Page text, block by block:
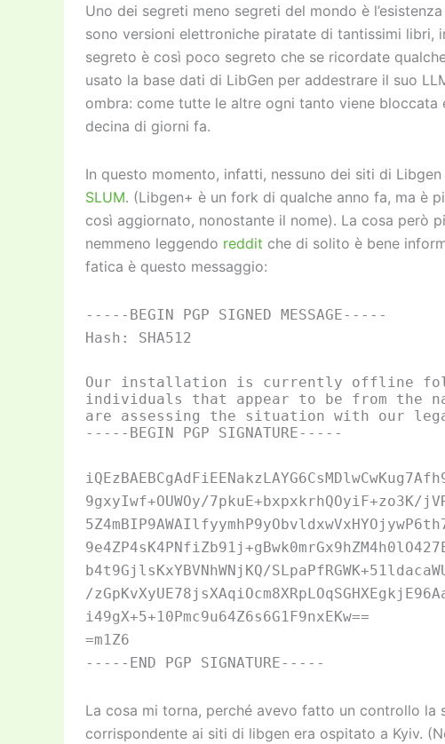
Uno dei segreti meno segreti del mondo è
sono versioni elettroniche piratate di tantissimi
segreto è così poco segreto che se ricordate
usato la base dati di LibGen per addestrare il suo
ombra: come tutte le altre ogni tanto viene bloccata
decina di giorni fa.
In questo momento, infatti, nessuno dei siti di
SLUM. (Libgen+ è un fork di qualche anno fa, ma è
così aggiornato, nonostante il nome). La cosa però
nemmeno leggendo reddit che di solito è bene
fatica è questo messaggio:
-----BEGIN PGP SIGNED MESSAGE-----
Hash: SHA512
Our installation is currently offline
individuals that appear to be from the
are assessing the situation with our
-----BEGIN PGP SIGNATURE-----
9gxyIwf+OUWOy/7pkuE+bxpxkrhQOyiF+zo3K/
b4t9GjlsKxYBVNhWNjKQ/
/
i49gX+5+10Pmc9u64Z6s6G1F9nxEKw==
=m1Z6
-----END PGP SIGNATURE-----
La cosa mi torna, perché avevo fatto un controllo la
corrispondente ai siti di libgen era ospitato a Kyiv.